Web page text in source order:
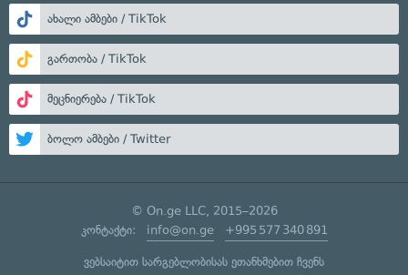
ახალი ამბები / TikTok
გართობა / TikTok
მეცნიერება / TikTok
ბოლო ამბები / Twitter
© On.ge LLC, 2015–2026
კონტაქტი: info@on.ge +995 577 340 891
ვებსაიტით სარგებლობისას ეთანხმებით ჩვენს